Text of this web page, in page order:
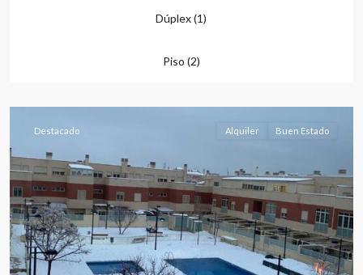
Dúplex (1)
Piso (2)
Destacado Alquiler Buen Estado